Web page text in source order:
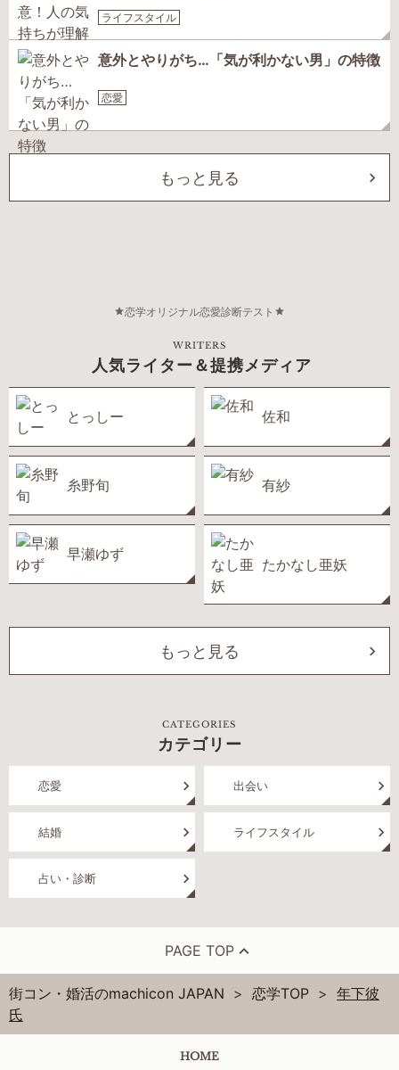
ライフスタイル
意外とやりがち…「気が利かない男」の特徴
恋愛
もっと見る
恋学オリジナル恋愛診断テスト
WRITERS
人気ライター＆提携メディア
とっしー 佐和
糸野旬 有紗
早瀬ゆず
たかなし亜妖
もっと見る
CATEGORIES
カテゴリー
恋愛 出会い
結婚 ライフスタイル
占い・診断
PAGE TOP
街コン・婚活のmachicon JAPAN 恋学TOP
年下彼
氏
HOME